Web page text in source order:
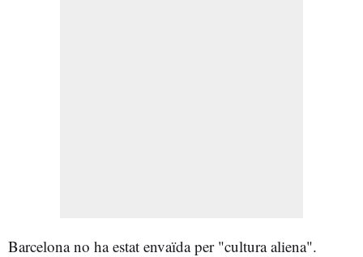
Barcelona no ha estat envaïda per "cultura aliena".